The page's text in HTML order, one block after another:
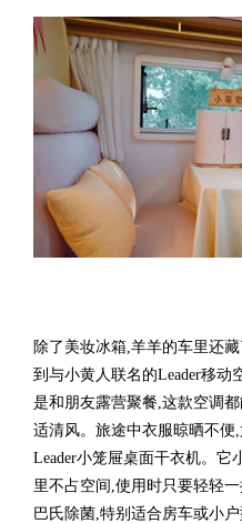
除了美妆冰箱,羊羊的车里还
到与小黄人联名的Leader移
是和朋友露营聚餐,这款空调
适清风。旅途中衣服晾晒不便
Leader小笼屉桌面干衣机。
里不占空间,使用时只要轻轻
巴氏除菌,特别适合房车或小户